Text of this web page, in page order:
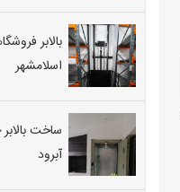
بالابر
اسلامشهر
ساخت
آبرود